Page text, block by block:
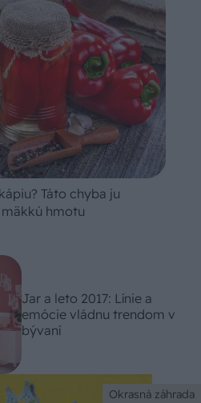
Táto chyba ju
hmotu
Jar a leto 2017: Línie a
emócie vládnu trendom v
bývaní
Okrasná záhrada